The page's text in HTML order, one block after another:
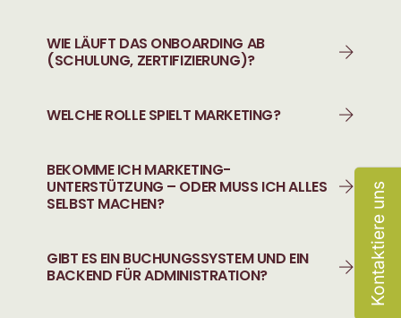
WIE LÄUFT DAS ONBOARDING AB
(SCHULUNG, ZERTIFIZIERUNG)?
WELCHE ROLLE SPIELT MARKETING?
BEKOMME ICH MARKETING-
UNTERSTÜTZUNG – ODER MUSS ICH ALLES
SELBST MACHEN?
GIBT ES EIN BUCHUNGSSYSTEM UND EIN
BACKEND FÜR ADMINISTRATION?
Kontaktiere uns